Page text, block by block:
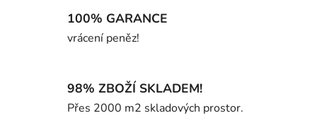
100% GARANCE
vrácení peněz!
98% ZBOŽÍ SKLADEM!
Přes 2000 m2 skladových prostor.